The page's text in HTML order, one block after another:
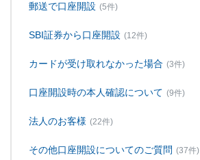
郵送で口座開設 (5件)
SBI証券から口座開設 (12件)
カードが受け取れなかった場合 (3件)
口座開設時の本人確認について (9件)
法人のお客様 (22件)
その他口座開設についてのご質問 (37件)